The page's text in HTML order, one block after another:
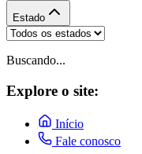
Estado
Buscando...
Explore o site:
Início
Fale conosco